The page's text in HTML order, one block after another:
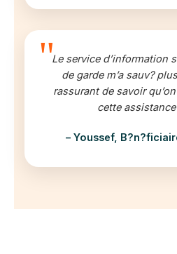
Le service d’information
de garde m’a sauv?
rassurant de savoir
cette
– Youssef,